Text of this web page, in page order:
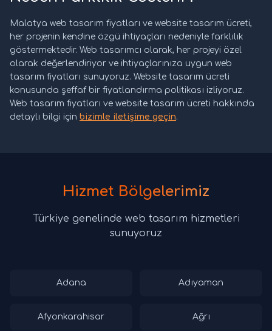
Malatya web tasarım fiyatları ve website tasarım ücreti,
her projenin kendine özgü ihtiyaçları nedeniyle farklılık
göstermektedir. Web tasarımcı olarak, her projeyi özel
olarak değerlendiriyor ve ihtiyaçlarınıza uygun web
tasarım fiyatları sunuyoruz. Website tasarım ücreti
konusunda şeffaf bir fiyatlandırma politikası izliyoruz.
Web tasarım fiyatları ve website tasarım ücreti hakkında
detaylı bilgi için bizimle iletişime geçin.
Hizmet Bölgelerimiz
Türkiye genelinde web tasarım hizmetleri
sunuyoruz
Adana Adıyaman
Afyonkarahisar Ağrı